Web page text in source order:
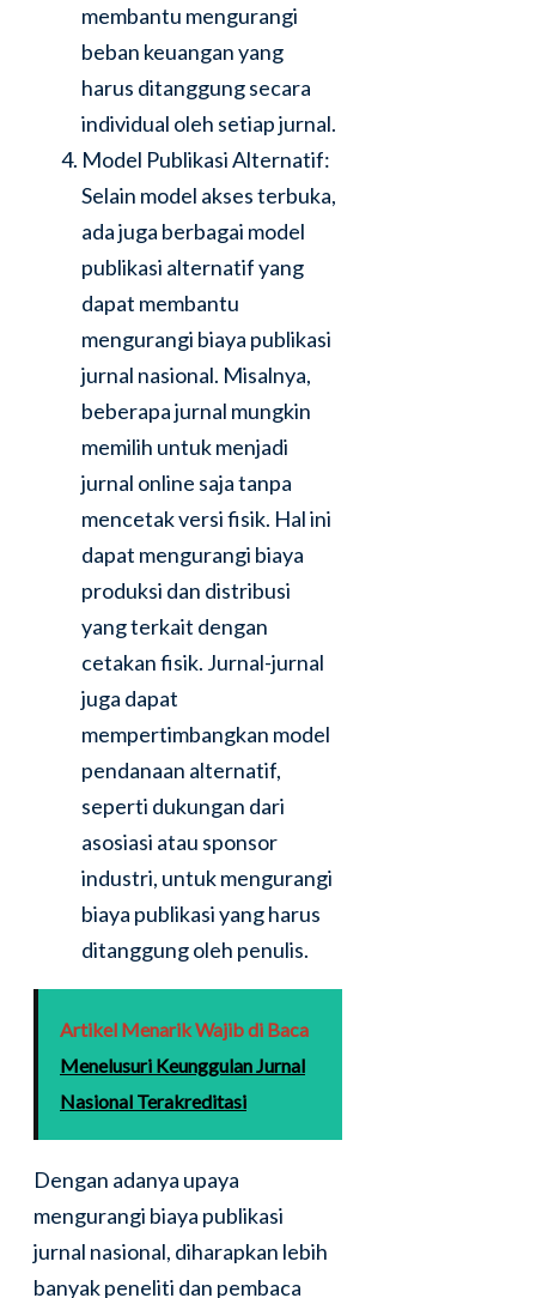
membantu mengurangi
beban keuangan yang
harus ditanggung secara
individual oleh setiap jurnal.
Model Publikasi Alternatif:
Selain model akses terbuka,
ada juga berbagai model
publikasi alternatif yang
dapat membantu
mengurangi biaya publikasi
jurnal nasional. Misalnya,
beberapa jurnal mungkin
memilih untuk menjadi
jurnal online saja tanpa
mencetak versi fisik. Hal ini
dapat mengurangi biaya
produksi dan distribusi
yang terkait dengan
cetakan fisik. Jurnal-jurnal
juga dapat
mempertimbangkan model
pendanaan alternatif,
seperti dukungan dari
asosiasi atau sponsor
industri, untuk mengurangi
biaya publikasi yang harus
ditanggung oleh penulis.
Artikel Menarik Wajib di Baca
Menelusuri Keunggulan Jurnal
Nasional Terakreditasi
Dengan adanya upaya
mengurangi biaya publikasi
jurnal nasional, diharapkan lebih
banyak peneliti dan pembaca